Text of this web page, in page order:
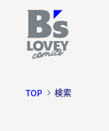
TOP 検索